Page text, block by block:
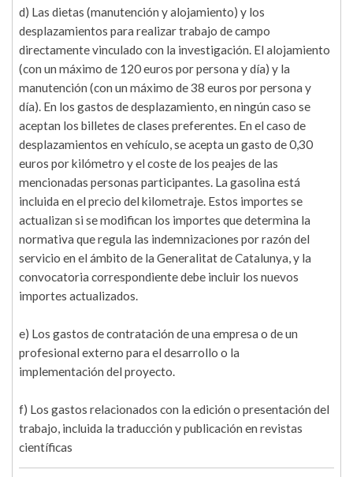
d) Las dietas (manutención y alojamiento) y los
desplazamientos para realizar trabajo de campo
directamente vinculado con la investigación. El alojamiento
(con un máximo de 120 euros por persona y día) y la
manutención (con un máximo de 38 euros por persona y
día). En los gastos de desplazamiento, en ningún caso se
aceptan los billetes de clases preferentes. En el caso de
desplazamientos en vehículo, se acepta un gasto de 0,30
euros por kilómetro y el coste de los peajes de las
mencionadas personas participantes. La gasolina está
incluida en el precio del kilometraje. Estos importes se
actualizan si se modifican los importes que determina la
normativa que regula las indemnizaciones por razón del
servicio en el ámbito de la Generalitat de Catalunya, y la
convocatoria correspondiente debe incluir los nuevos
importes actualizados.
e) Los gastos de contratación de una empresa o de un
profesional externo para el desarrollo o la
implementación del proyecto.
f) Los gastos relacionados con la edición o presentación del
trabajo, incluida la traducción y publicación en revistas
científicas